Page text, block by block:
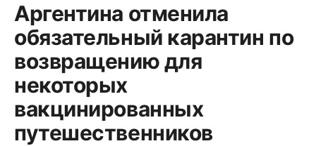
Аргентина отменила
обязательный карантин по
возвращению для
некоторых
вакцинированных
путешественников